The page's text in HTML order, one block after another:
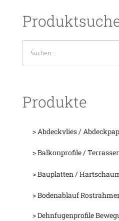
Produkte
> Abdeckvlies /
> Balkonprofile /
> Bauplatten /
> Bodenablauf
> Dehnfugenprofile